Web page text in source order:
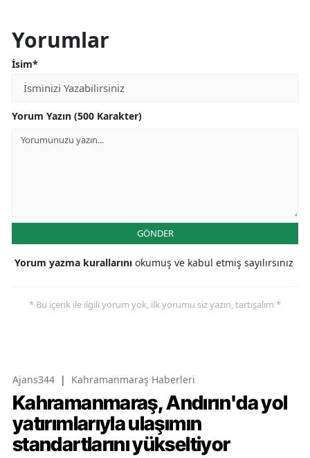
Yorumlar
İsim*
Yorum Yazın (500 Karakter)
GÖNDER
Yorum yazma kurallarını okumuş ve kabul etmiş sayılırsınız
* Bu içerik ile ilgili yorum yok, ilk yorumu siz yazın, tartışalım *
Ajans344 | Kahramanmaraş Haberleri
Kahramanmaraş, Andırın'da yol
yatırımlarıyla ulaşımın
standartlarını yükseltiyor